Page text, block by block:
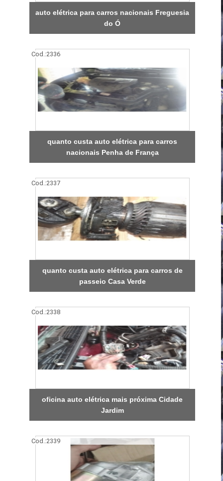
auto elétrica para carros nacionais Freguesia
do Ó
Cod.:2336
quanto custa auto elétrica para carros
nacionais Penha de França
Cod.:2337
quanto custa auto elétrica para carros de
passeio Casa Verde
Cod.:2338
oficina auto elétrica mais próxima Cidade
Jardim
Cod.:2339